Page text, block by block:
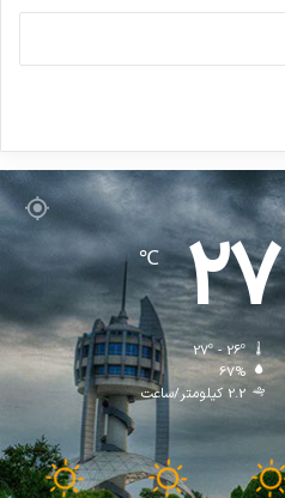
27
℃
27º - 26º
67%
2.2 کیلومتر/ساعت